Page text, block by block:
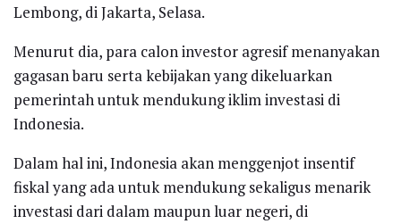
Lembong, di Jakarta, Selasa.
Menurut dia, para calon investor agresif menanyakan
gagasan baru serta kebijakan yang dikeluarkan
pemerintah untuk mendukung iklim investasi di
Indonesia.
Dalam hal ini, Indonesia akan menggenjot insentif
fiskal yang ada untuk mendukung sekaligus menarik
investasi dari dalam maupun luar negeri, di